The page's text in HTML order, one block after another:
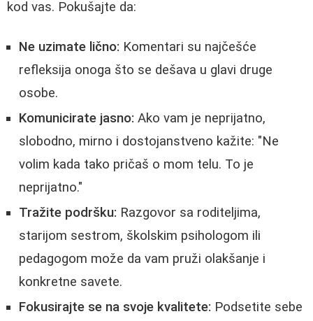
kod vas. Pokušajte da:
Ne uzimate lično: Komentari su najčešće
refleksija onoga što se dešava u glavi druge
osobe.
Komunicirate jasno: Ako vam je neprijatno,
slobodno, mirno i dostojanstveno kažite: "Ne
volim kada tako pričaš o mom telu. To je
neprijatno."
Tražite podršku: Razgovor sa roditeljima,
starijom sestrom, školskim psihologom ili
pedagogom može da vam pruži olakšanje i
konkretne savete.
Fokusirajte se na svoje kvalitete: Podsetite sebe